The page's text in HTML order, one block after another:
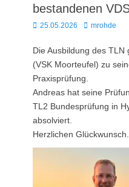
bestandenen
Posted
25.05.2026 Autor
mrohde
Die Ausbildung des TLN
(VSK Moorteufel) zu
Praxisprüfung.
Andreas hat seine
TL2 Bundesprüfung in
absolviert.
Herzlichen Glückwunsch.